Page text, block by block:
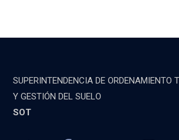
SUPERINTENDENCIA DE ORDENAMIENTO
Y GESTIÓN DEL SUELO
SOT